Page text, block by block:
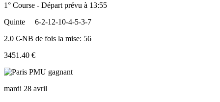
1° Course - Départ prévu à 13:55
Quinte
6-2-12-10-4-5-3-7
2.0 €-NB de fois la mise: 56
3451.40 €
mardi 28 avril